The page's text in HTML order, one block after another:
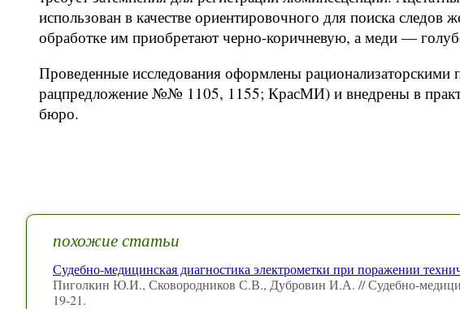
использован в качестве ориентировочного для поиска следов
обработке им приобретают черно-коричневую, а меди —
Проведенные исследования оформлены рационализаторскими
рацпредложение №№ 1105, 1155; КрасМИ) и внедрены в
бюро.
похожие статьи
Судебно-медицинская диагностика электрометки при поражении
Пиголкин Ю.И., Сковородников С.В., Дубровин И.А. // Судебно-
19-21.